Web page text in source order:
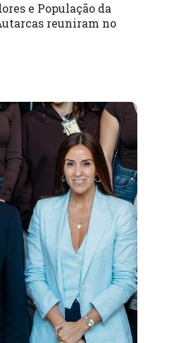
e População da
reuniram no